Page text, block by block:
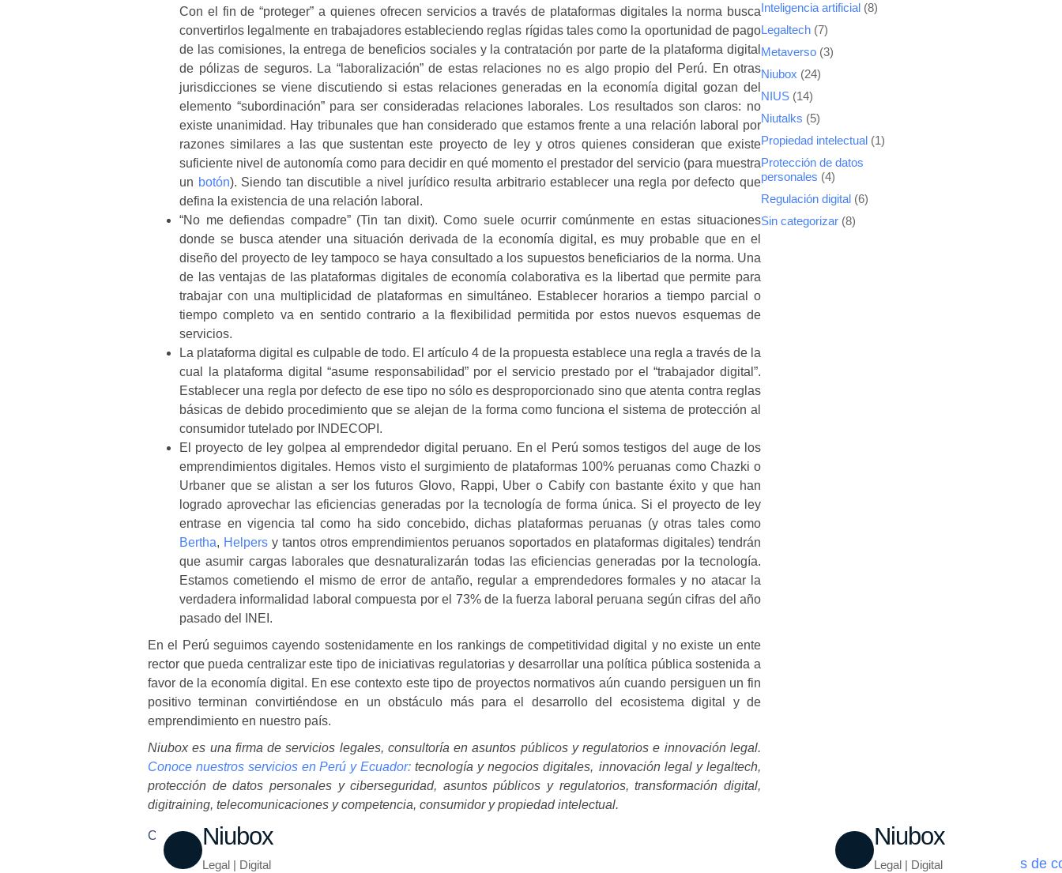
Con el fin de “proteger” a quienes ofrecen servicios a través de plataformas digitales la norma busca
convertirlos legalmente en trabajadores estableciendo reglas rígidas tales como la oportunidad de pago
de las comisiones, la entrega de beneficios sociales y la contratación por parte de la plataforma digital
de pólizas de seguros. La “laboralización” de estas relaciones no es algo propio del Perú. En otras
jurisdicciones se viene discutiendo si estas relaciones generadas en la economía digital gozan del
elemento “subordinación” para ser consideradas relaciones laborales. Los resultados son claros: no
existe unanimidad. Hay tribunales que han considerado que estamos frente a una relación laboral por
razones similares a las que sustentan este proyecto de ley y otros quienes consideran que existe
suficiente nivel de autonomía como para decidir en qué momento el prestador del servicio (para muestra
un botón). Siendo tan discutible a nivel jurídico resulta arbitrario establecer una regla por defecto que
defina la existencia de una relación laboral.
“No me defiendas compadre” (Tin tan dixit). Como suele ocurrir comúnmente en estas situaciones
donde se busca atender una situación derivada de la economía digital, es muy probable que en el
diseño del proyecto de ley tampoco se haya consultado a los supuestos beneficiarios de la norma. Una
de las ventajas de las plataformas digitales de economía colaborativa es la libertad que permite para
trabajar con una multiplicidad de plataformas en simultáneo. Establecer horarios a tiempo parcial o
tiempo completo va en sentido contrario a la flexibilidad permitida por estos nuevos esquemas de
servicios.
La plataforma digital es culpable de todo. El artículo 4 de la propuesta establece una regla a través de la
cual la plataforma digital “asume responsabilidad” por el servicio prestado por el “trabajador digital”.
Establecer una regla por defecto de ese tipo no sólo es desproporcionado sino que atenta contra reglas
básicas de debido procedimiento que se alejan de la forma como funciona el sistema de protección al
consumidor tutelado por INDECOPI.
El proyecto de ley golpea al emprendedor digital peruano. En el Perú somos testigos del auge de los
emprendimientos digitales. Hemos visto el surgimiento de plataformas 100% peruanas como Chazki o
Urbaner que se alistan a ser los futuros Glovo, Rappi, Uber o Cabify con bastante éxito y que han
logrado aprovechar las eficiencias generadas por la tecnología de forma única. Si el proyecto de ley
entrase en vigencia tal como ha sido concebido, dichas plataformas peruanas (y otras tales como
Bertha, Helpersy tantos otros emprendimientos peruanos soportados en plataformas digitales) tendrán
que asumir cargas laborales que desnaturalizarán todas las eficiencias generadas por la tecnología.
Estamos cometiendo el mismo de error de antaño, regular a emprendedores formales y no atacar la
verdadera informalidad laboral compuesta por el 73% de la fuerza laboral peruana según cifras del año
pasado del INEI.
En el Perú seguimos cayendo sostenidamente en los rankings de competitividad digital y no existe un ente
rector que pueda centralizar este tipo de iniciativas regulatorias y desarrollar una política pública sostenida a
favor de la economía digital. En ese contexto este tipo de proyectos normativos aún cuando persiguen un fin
positivo terminan convirtiéndose en un obstáculo más para el desarrollo del ecosistema digital y de
emprendimiento en nuestro país.
Niubox es una firma de servicios legales, consultoría en asuntos públicos y regulatorios e innovación legal.
Conoce nuestros servicios en Perú y Ecuador: tecnología y negocios digitales, innovación legal y legaltech,
protección de datos personales y ciberseguridad, asuntos públicos y regulatorios, transformación digital,
digitraining, telecomunicaciones y competencia, consumidor y propiedad intelectual.
Inteligencia artificial (8)
Legaltech (7)
Metaverso (3)
Niubox (24)
NIUS (14)
Niutalks (5)
Propiedad intelectual (1)
Protección de datos
personales (4)
Regulación digital (6)
Sin categorizar (8)
Compartir Niubox
Legal | Digital
Niubox
Legal | Digital